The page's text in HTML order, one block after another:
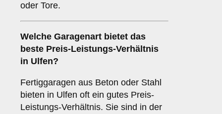
oder Tore.
Welche Garagenart bietet das
beste Preis-Leistungs-Verhältnis
in Ulfen?
Fertiggaragen aus Beton oder Stahl
bieten in Ulfen oft ein gutes Preis-
Leistungs-Verhältnis. Sie sind in der